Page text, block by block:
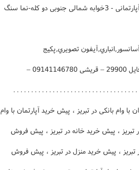
تصويري,پکيج
تحویل خرداد 1405 - 6 طبقه تک واحدی - کد فایل 29900 – قریشی 09141146780 –
04133370600 . . . . . . . . . . . . . . . . . . . . . . . . . . . .
وام بانکی در تبریز ، پیش خرید آپارتمان با وام
تبریز ، پیش خرید خانه در تبریز ، پیش فروش
، پیش خرید منزل در تبریز ، پیش فروش